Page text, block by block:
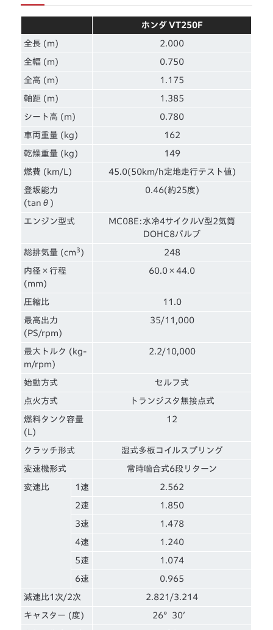
ホンダ VT250F
全長 (m) 2.000
全幅 (m) 0.750
全高 (m) 1.175
軸距 (m) 1.385
シート高 (m) 0.780
車両重量 (kg) 162
乾燥重量 (kg) 149
燃費 (km/L) 45.0(50km/h定地走行テスト値)
登坂能力
(tanθ)
0.46(約25度)
エンジン型式
MC08E:水冷4サイクルV型2気筒
DOHC8バルブ
総排気量 (cm 3 ) 248
内径×行程
(mm)
60.0×44.0
圧縮比 11.0
最高出力
(PS/rpm)
35/11,000
最大トルク (kg-
m/rpm)
2.2/10,000
始動方式 セルフ式
点火方式 トランジスタ無接点式
燃料タンク容量
(L)
12
クラッチ形式 湿式多板コイルスプリング
変速機形式 常時噛合式6段リターン
変速比 1速 2.562
2速 1.850
3速 1.478
4速 1.240
5速 1.074
6速 0.965
減速比1次/2次 2.821/3.214
キャスター (度) 26°30′